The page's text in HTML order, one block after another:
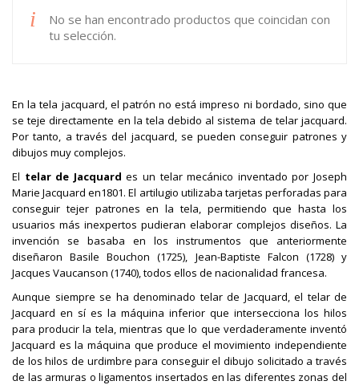
No se han encontrado productos que coincidan con
tu selección.
En la tela jacquard, el patrón no está impreso ni bordado, sino que
se teje directamente en la tela debido al sistema de telar jacquard.
Por tanto, a través del jacquard, se pueden conseguir patrones y
dibujos muy complejos.
El telar de Jacquardes un telar mecánico inventado por Joseph
Marie Jacquard en1801. El artilugio utilizaba tarjetas perforadas para
conseguir tejer patrones en la tela, permitiendo que hasta los
usuarios más inexpertos pudieran elaborar complejos diseños. La
invención se basaba en los instrumentos que anteriormente
diseñaron Basile Bouchon (1725), Jean-Baptiste Falcon (1728) y
Jacques Vaucanson (1740), todos ellos de nacionalidad francesa.
Aunque siempre se ha denominado telar de Jacquard, el telar de
Jacquard en sí es la máquina inferior que intersecciona los hilos
para producir la tela, mientras que lo que verdaderamente inventó
Jacquard es la máquina que produce el movimiento independiente
de los hilos de urdimbre para conseguir el dibujo solicitado a través
de las armuras o ligamentos insertados en las diferentes zonas del